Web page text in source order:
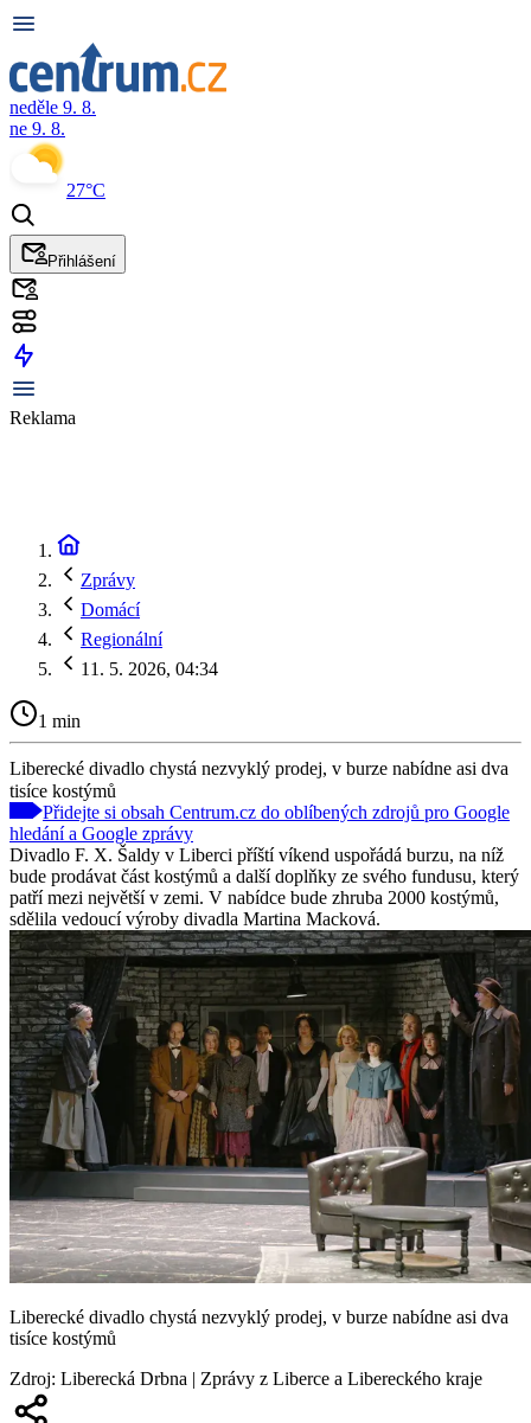
neděle 9. 8.
ne 9. 8.
27°C
Přihlášení
Reklama
Zprávy
Domácí
Regionální
11. 5. 2026, 04:34
1 min
Liberecké divadlo chystá nezvyklý prodej, v burze nabídne asi dva
tisíce kostýmů
Přidejte si obsah Centrum.cz do oblíbených zdrojů pro Google
hledání a Google zprávy
Divadlo F. X. Šaldy v Liberci příští víkend uspořádá burzu, na níž
bude prodávat část kostýmů a další doplňky ze svého fundusu, který
patří mezi největší v zemi. V nabídce bude zhruba 2000 kostýmů,
sdělila vedoucí výroby divadla Martina Macková.
Liberecké divadlo chystá nezvyklý prodej, v burze nabídne asi dva
tisíce kostýmů
Zdroj: Liberecká Drbna | Zprávy z Liberce a Libereckého kraje